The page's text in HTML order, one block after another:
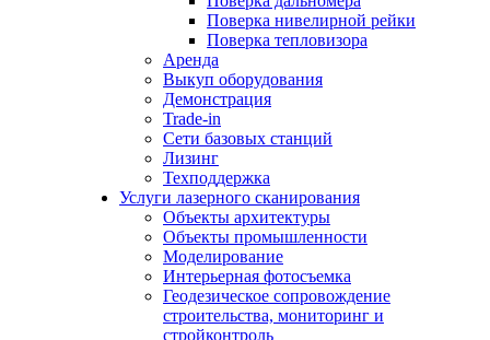
Поверка нивелирной рейки
Поверка тепловизора
Аренда
Выкуп оборудования
Демонстрация
Trade-in
Сети базовых станций
Лизинг
Техподдержка
Услуги лазерного сканирования
Объекты архитектуры
Объекты промышленности
Моделирование
Интерьерная фотосъемка
Геодезическое сопровождение
строительства, мониторинг и
стройконтроль